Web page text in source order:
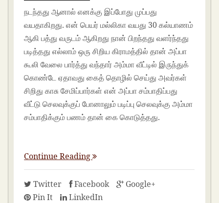
நடந்தது ஆனால் எனக்கு இப்போது முப்பது
வயதாகிறது. என் பெயர் மல்லிகா வயது 30 கல்யாணம்
ஆகி பத்து வருடம் ஆகிறது நான் பிறந்தது வளர்ந்தது
படித்தது எல்லாம் ஒரு சிறிய கிராமத்தில் தான் அப்பா
கூலி வேலை பார்த்து வந்தார் அம்மா வீட்டில் இருந்துக்
கொண்டே ஏதாவது கைத் தொழில் செய்து அவர்கள்
சிறிது காசு சேமிப்பார்கள் என் அப்பா சம்பாதிப்பது
வீட்டு செலவுக்குப் போனாலும் படிப்பு செலவுக்கு அம்மா
சம்பாதிக்கும் பணம் தான் கை கொடுத்தது.
Continue Reading
Twitter Facebook
Google+
Pin It
LinkedIn